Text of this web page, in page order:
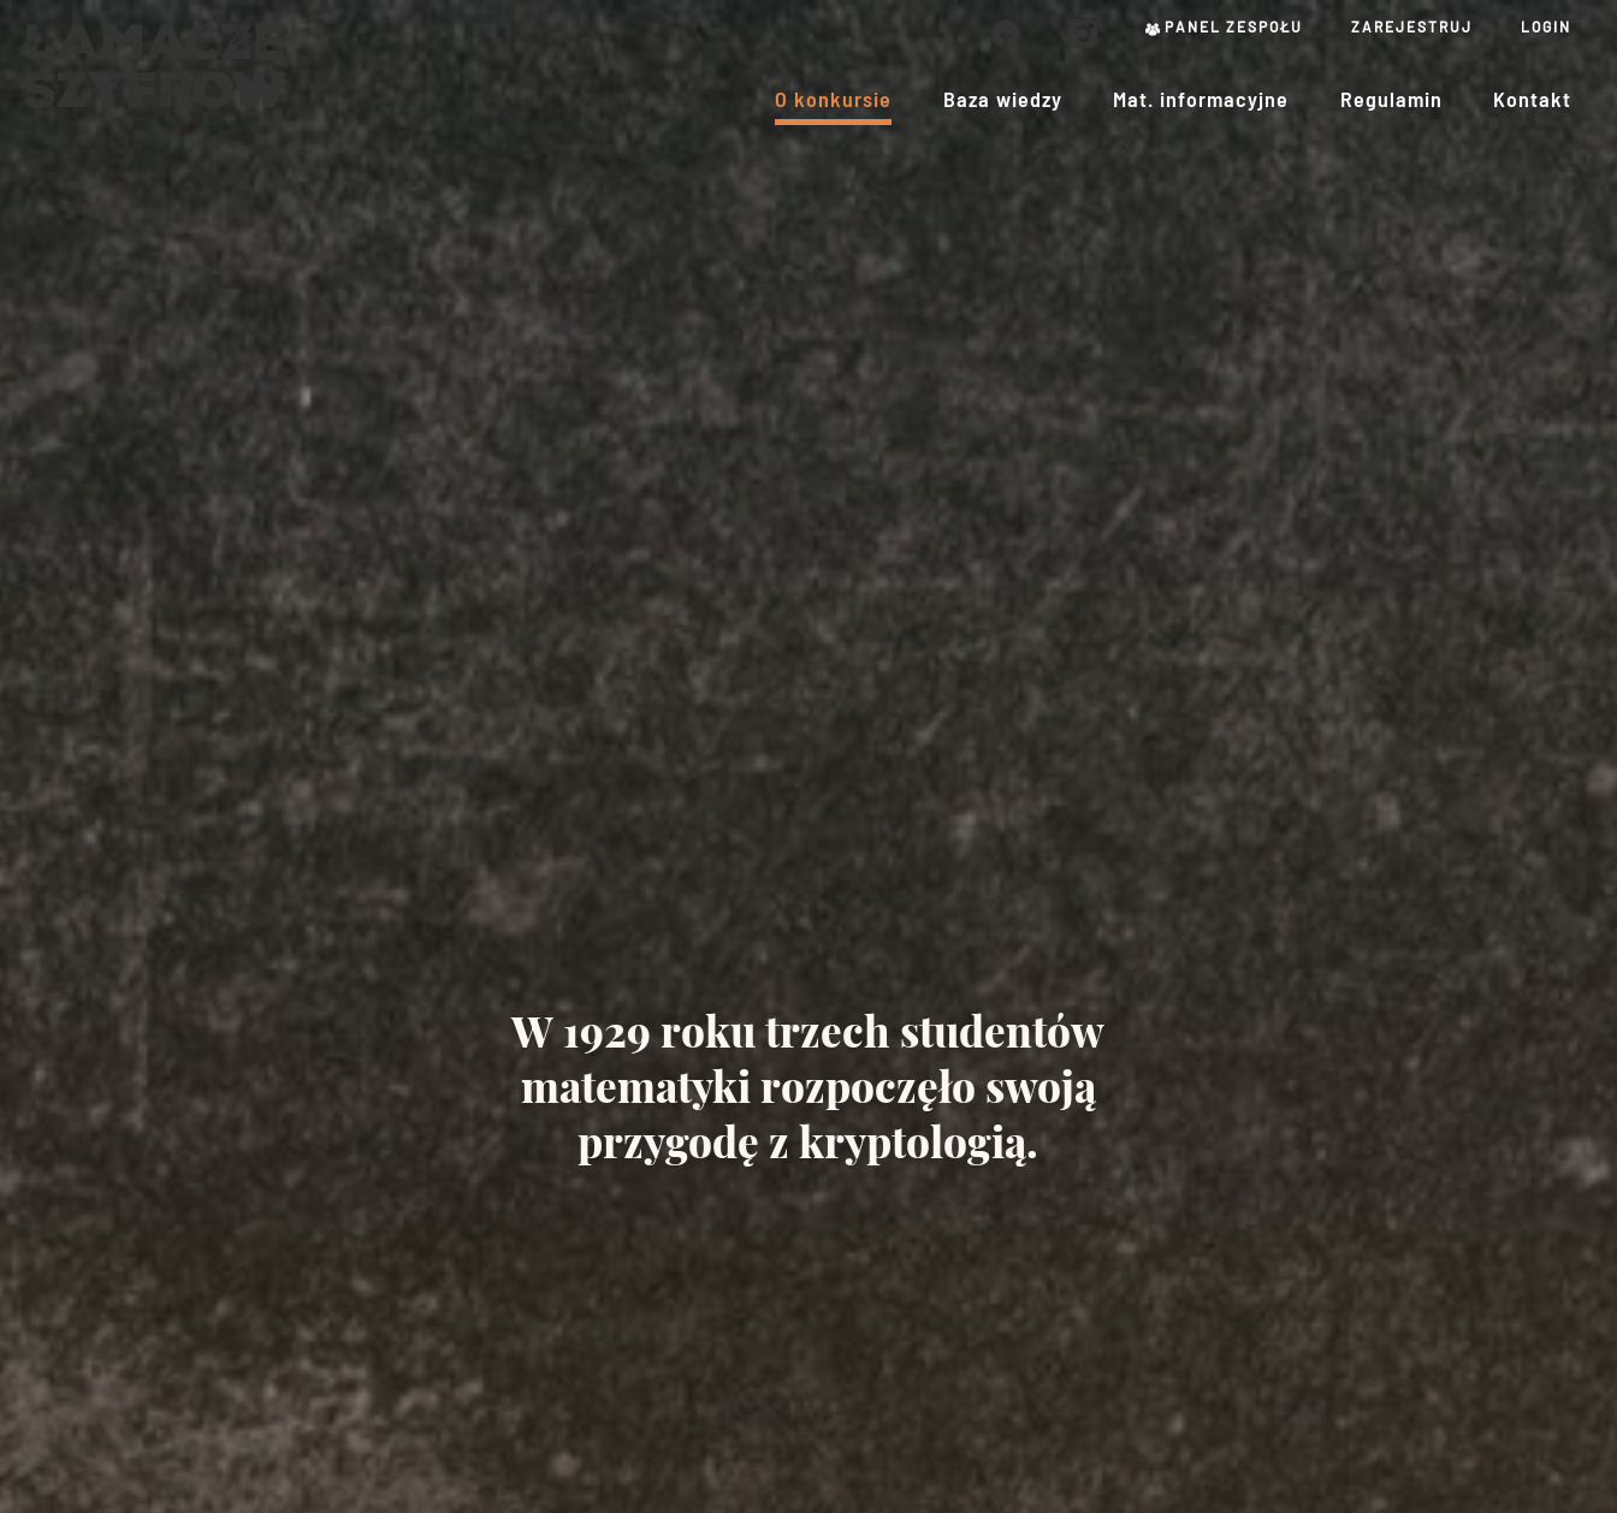
PANEL ZESPOŁU ZAREJESTRUJ LOGIN
O konkursie Baza wiedzy Mat. informacyjne Regulamin Kontakt
Zaowocowało to
złamaniem to złamaniem
tajemnicy niemieckiej
maszyny szyfrującej
Enigma.